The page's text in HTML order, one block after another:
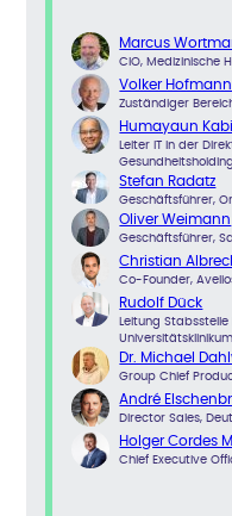
Marcus
CIO, Medizinische
Volker Hofmann
Zuständiger
Humayaun
Leiter IT in der
Stefan Radatz
Geschäftsführer,
Oliver Weimann
Geschäftsführer,
Christian
Co-Founder,
Rudolf Dück
Leitung
Dr. Michael
Group Chief
André
Director Sales,
Holger Cordes
Chief Executive